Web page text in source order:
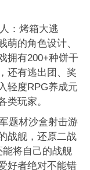
：烤箱大逃
萌的角色设计、
拥有200+种饼干
还有逃出团、奖
轻度RPG养成元
类玩家。
题材沙盒射击游
战舰，还原二战
将自己的战舰
好者绝对不能错